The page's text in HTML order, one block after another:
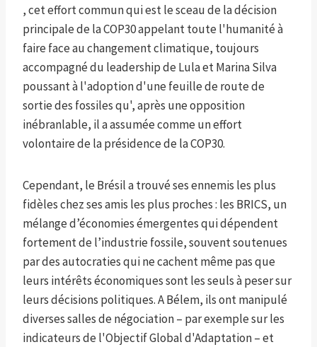
, cet effort commun qui est le sceau de la décision
principale de la COP30 appelant toute l'humanité à
faire face au changement climatique, toujours
accompagné du leadership de Lula et Marina Silva
poussant à l'adoption d'une feuille de route de
sortie des fossiles qu', après une opposition
inébranlable, il a assumée comme un effort
volontaire de la présidence de la COP30.
Cependant, le Brésil a trouvé ses ennemis les plus
fidèles chez ses amis les plus proches : les BRICS, un
mélange d’économies émergentes qui dépendent
fortement de l’industrie fossile, souvent soutenues
par des autocraties qui ne cachent même pas que
leurs intérêts économiques sont les seuls à peser sur
leurs décisions politiques. A Bélem, ils ont manipulé
diverses salles de négociation – par exemple sur les
indicateurs de l'Objectif Global d'Adaptation – et